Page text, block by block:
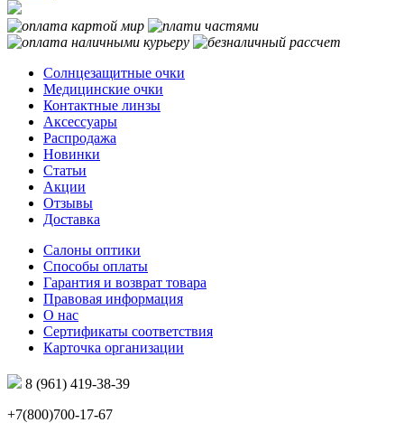
Солнцезащитные очки
Медицинские очки
Контактные линзы
Аксессуары
Распродажа
Новинки
Статьи
Акции
Отзывы
Доставка
Салоны оптики
Способы оплаты
Гарантия и возврат товара
Правовая информация
О нас
Сертификаты соответствия
Карточка организации
8 (961) 419-38-39
+7(800)700-17-67